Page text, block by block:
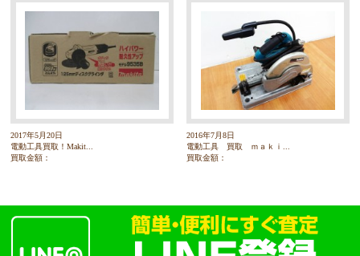
2017年5月20日
電動工具買取！Makit...
買取金額：
2016年7月8日
電動工具 買取 ｍａｋｉ...
買取金額：